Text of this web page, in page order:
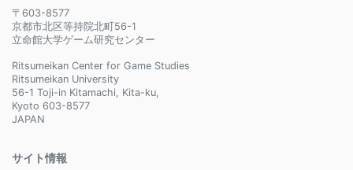
〒603-8577
京都市北区等持院北町56-1
立命館大学ゲーム研究センター
Ritsumeikan Center for Game Studies
Ritsumeikan University
56-1 Toji-in Kitamachi, Kita-ku,
Kyoto 603-8577
JAPAN
サイト情報